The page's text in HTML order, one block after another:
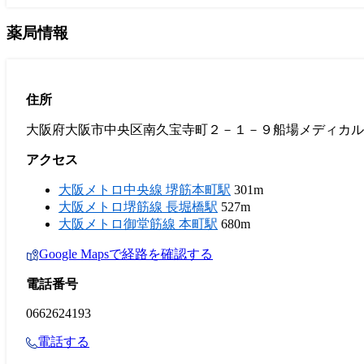
薬局情報
住所
大阪府大阪市中央区南久宝寺町２－１－９船場メディカ
アクセス
大阪メトロ中央線 堺筋本町駅 301m
大阪メトロ堺筋線 長堀橋駅 527m
大阪メトロ御堂筋線 本町駅 680m
Google Mapsで経路を確認する
電話番号
0662624193
電話する